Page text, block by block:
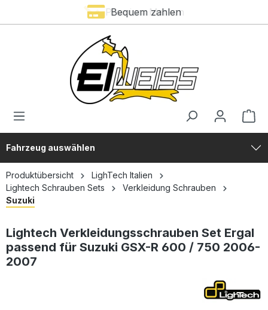
Premium Marken
Bequem zahlen
Fahrzeug auswählen
Produktübersicht
LighTech Italien
Lightech Schrauben Sets
Verkleidung Schrauben
Suzuki
Lightech Verkleidungsschrauben Set Ergal
passend für Suzuki GSX-R 600 / 750 2006-
2007